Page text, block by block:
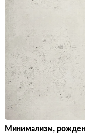
Минимализм,